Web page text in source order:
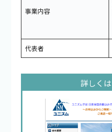
事業内容
代表者